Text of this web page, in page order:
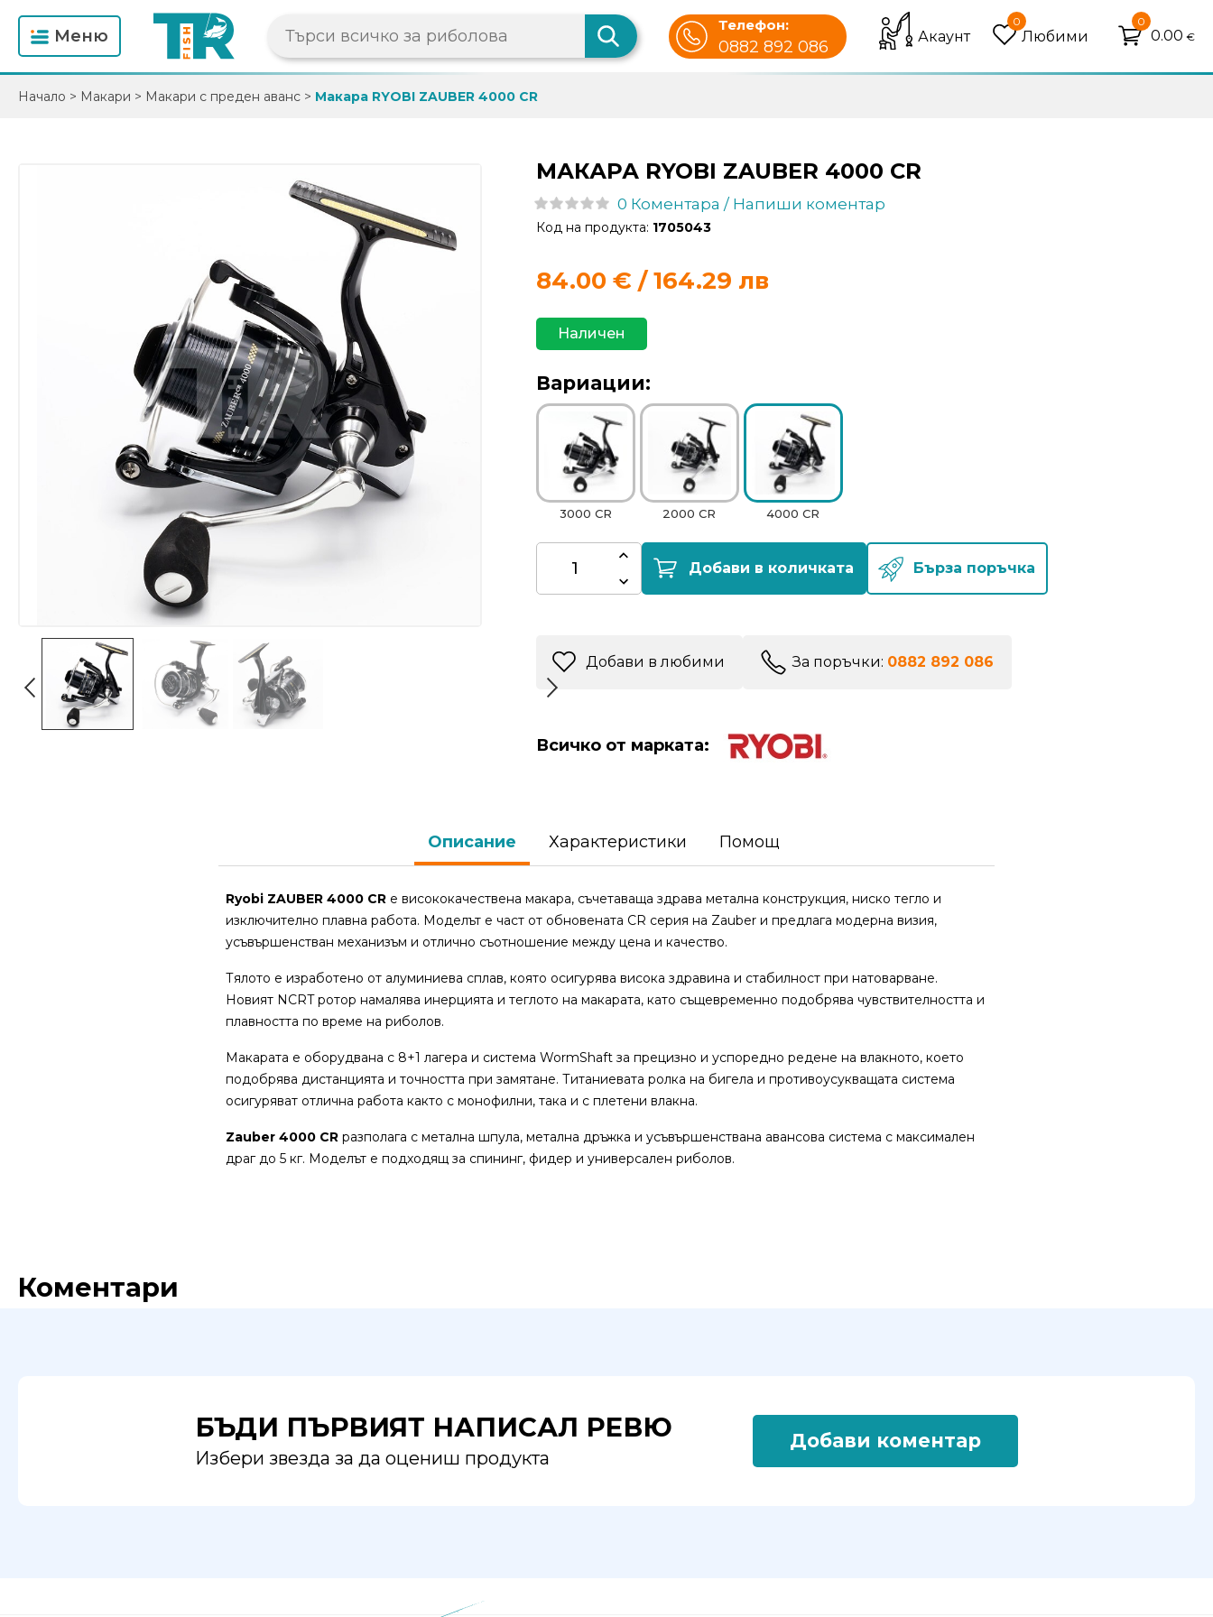
Mеню
Телефон:
0882 892 086
Акаунт
0
Любими
0
0.00 €
Начало > Макари > Макари с преден аванс > Макара RYOBI ZAUBER 4000 CR
МАКАРА RYOBI ZAUBER 4000 CR
0 Коментара / Напиши коментар
Код на продукта: 1705043
84.00 € / 164.29 лв
Наличен
Вариации:
3000 CR 2000 CR 4000 CR
Добави в количката Бърза поръчка
Добави в любими За поръчки: 0882 892 086
Всичко от марката:
Описание Характеристики Помощ
Ryobi ZAUBER 4000 CRе висококачествена макара, съчетаваща здрава метална конструкция, ниско тегло и
изключително плавна работа. Моделът е част от обновената CR серия на Zauber и предлага модерна визия,
усъвършенстван механизъм и отлично съотношение между цена и качество.
Тялото е изработено от алуминиева сплав, която осигурява висока здравина и стабилност при натоварване.
Новият NCRT ротор намалява инерцията и теглото на макарата, като същевременно подобрява чувствителността и
плавността по време на риболов.
Макарата е оборудвана с 8+1 лагера и система WormShaft за прецизно и успоредно редене на влакното, което
подобрява дистанцията и точността при замятане. Титаниевата ролка на бигела и противоусукващата система
осигуряват отлична работа както с монофилни, така и с плетени влакна.
Zauber 4000 CRразполага с метална шпула, метална дръжка и усъвършенствана авансова система с максимален
драг до 5 кг. Моделът е подходящ за спининг, фидер и универсален риболов.
Коментари
БЪДИ ПЪРВИЯТ НАПИСАЛ РЕВЮ
Избери звезда за да оцениш продукта
Добави коментар